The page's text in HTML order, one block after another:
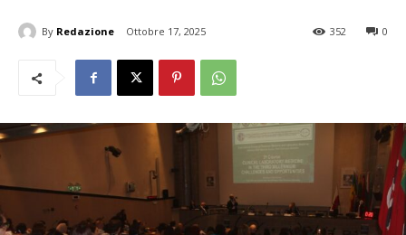
By Redazione Ottobre 17, 2025 0
352